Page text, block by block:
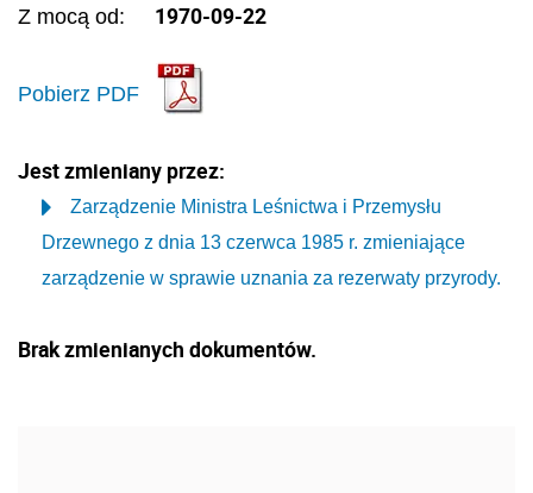
Z mocą od: 1970-09-22
Pobierz PDF
Jest zmieniany przez:
Zarządzenie Ministra Leśnictwa i Przemysłu
Drzewnego z dnia 13 czerwca 1985 r. zmieniające
zarządzenie w sprawie uznania za rezerwaty przyrody.
Brak zmienianych dokumentów.